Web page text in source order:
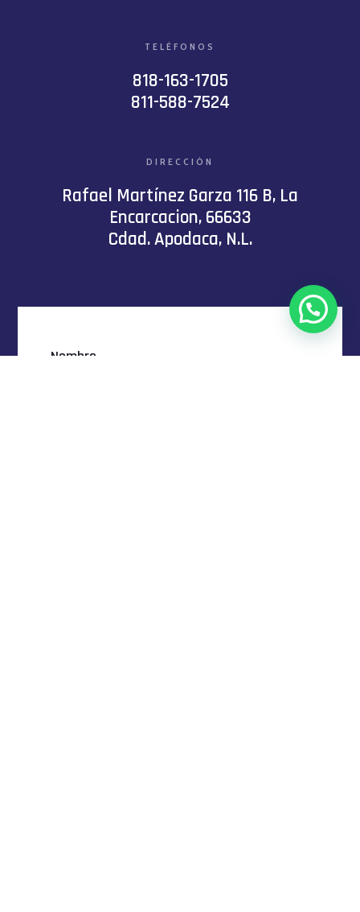
TELÉFONOS
818-163-1705
811-588-7524
DIRECCIÓN
Rafael Martínez Garza 116 B, La
Encarcacion, 66633
Cdad. Apodaca, N.L.